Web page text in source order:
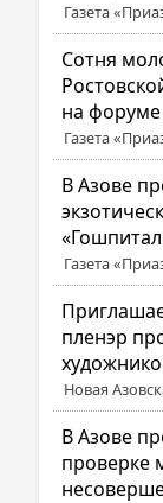
Газета
Сотня
на
Газета
В Азове
Газета
пленэр
Новая
В Азове
проверке